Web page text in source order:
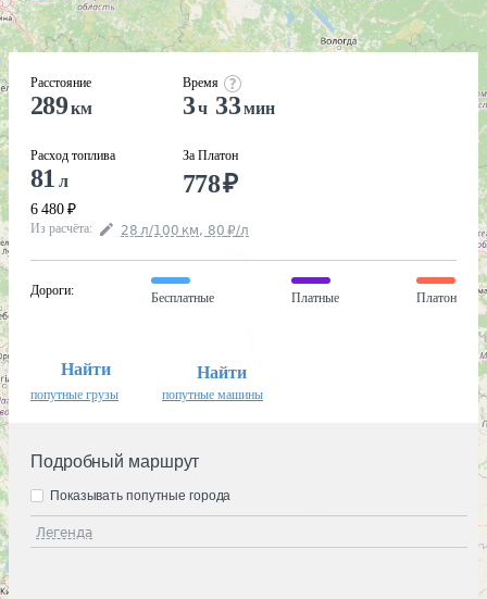
Расстояние
289км
Расход топлива
81 л
6 480 ₽
Время
3ч 33мин
За Платон
778₽
Из расчёта: 28 л/100 км, 80 ₽/л
Дороги:
Бесплатные Платные Платон
Найти
попутные грузы
Найти
попутные машины
Подробный маршрут
Легенда
Показывать попутные города